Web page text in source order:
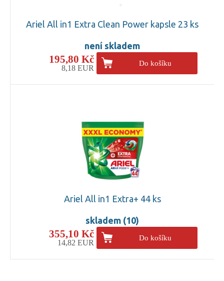
Ariel All in1 Extra Clean Power kapsle 23 ks
není skladem
195,80 Kč
8,18 EUR
Do košíku
Ariel All in1 Extra+ 44 ks
skladem (10)
355,10 Kč
14,82 EUR
Do košíku